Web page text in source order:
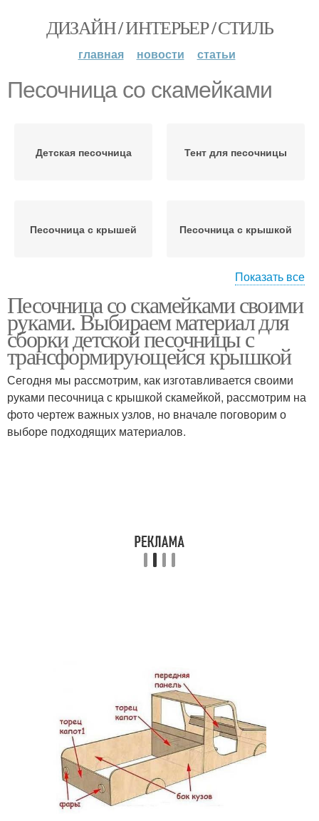
ДИЗАЙН / ИНТЕРЬЕР / СТИЛЬ
главная новости статьи
Песочница со скамейками
Детская песочница Тент для песочницы
Песочница с крышей Песочница с крышкой
Грибок для песочницы Лавочка для песочницы
Песочница для детей
Показать все
Песочница со скамейками своими
руками. Выбираем материал для
сборки детской песочницы с
трансформирующейся крышкой
Сегодня мы рассмотрим, как изготавливается своими
руками песочница с крышкой скамейкой, рассмотрим на
фото чертеж важных узлов, но вначале поговорим о
выборе подходящих материалов.